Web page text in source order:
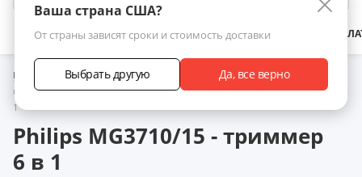
Ваша страна США?
От страны зависят сроки и стоимость доставки
Выбрать другую Да, все верно
АКЦИИ НОВИНКИБРЕНДЫЗАРАБОТАТЬ С НАМИ
Главная Каталог товаров Уход за бородой
Шейверы, триммеры,
машинки для стрижки бороды и волос
Philips MG3710/15 - триммер 6 в
1
Philips MG3710/15 - триммер
6 в 1